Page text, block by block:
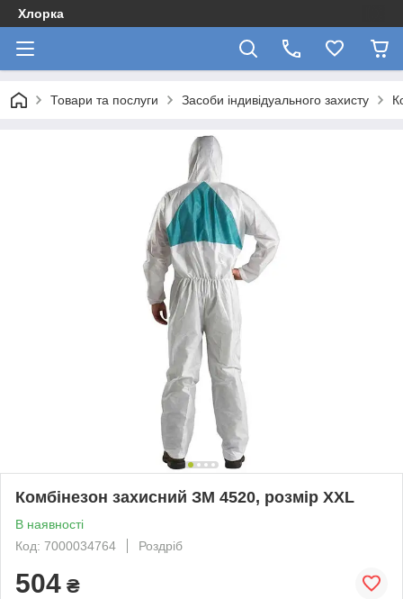
Хлорка
Товари та послуги Засоби індивідуального захисту
Комбінезон захисний ЗМ 4520, розмір XXL
В наявності
Код: 7000034764
Роздріб
504 ₴